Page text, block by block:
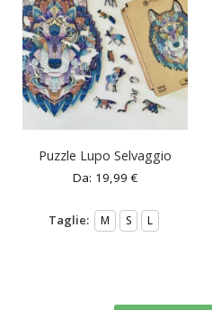
Puzzle Lupo Selvaggio
Da: 19,99€
Taglie: M S L